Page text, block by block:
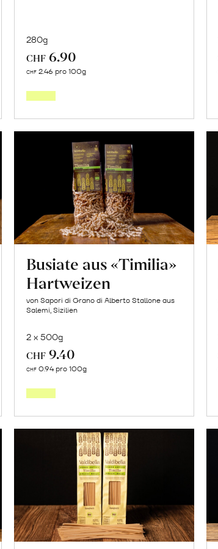
280g
CHF 6.90
CHF 2.46 pro 100g
Busiate aus «Timilia»
Hartweizen
von Sapori di Grano di Alberto Stallone aus
Salemi, Sizilien
2 x 500g
CHF 9.40
CHF 0.94 pro 100g